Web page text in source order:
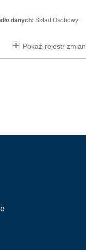
danych: Skład Osobowy
Pokaż rejestr zmian